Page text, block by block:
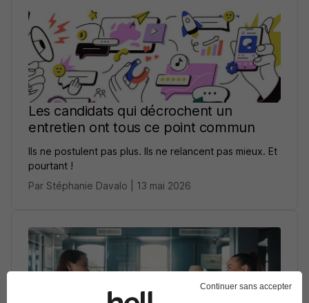
Les candidats qui décrochent un
entretien ont tous ce point commun
Ils ne postulent pas plus. Ils ne relancent pas mieux. Et
pourtant !
Par Stéphanie Davalo | 13 mai 2026
Continuer sans accepter